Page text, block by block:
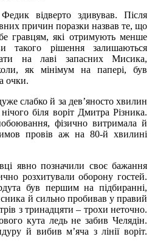
відверто здивував. Після
причин поразки назвав те, що
гравцям, які отримують менше
такого рішення залишаються
на лаві запасних Мисика,
як мінімум на папері, був
очки.
слабко й за дев’яносто хвилин
біля воріт Дмитра Різника.
фізично витримала й
провів аж на 80-й хвилині
явно позначили своє бажання
розхитували оборону гостей.
був першим на підбиранні,
й сильно пробивав у правий
з тринадцяти – трохи неточно.
кута ледь не забив Челядін.
й вибив м’яча з лінії воріт.